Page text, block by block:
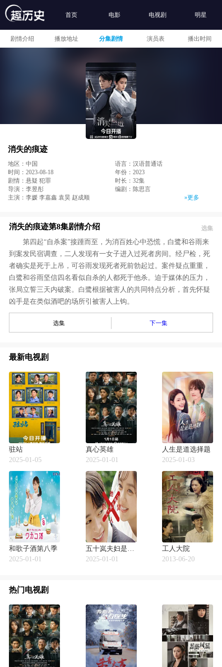
首页 电影 电视剧 明星
剧情介绍 播放地址 分集剧情 演员表 播出时间
消失的痕迹
地区：中国
语言：汉语普通话
时间：2023-08-18
年份：2023
剧情：悬疑 犯罪
时长：32集
导演：李昱彤
编剧：陈思言
主演：李媛 李嘉鑫 袁昊 赵成顺
»更多
消失的痕迹第8集剧情介绍 选集
第四起“自杀案”接踵而至，为消百姓心中恐慌，白鹭和谷雨来
到案发民宿调查，二人发现有一女子进入过死者房间。经尸检，死
者确实是死于上吊，可谷雨发现死者死前勃起过。案件疑点重重，
白鹭和谷雨坚信四名看似自杀的人都死于他杀。迫于媒体的压力，
张局立誓三天内破案。白鹭根据被害人的共同特点分析，首先怀疑
凶手是在类似酒吧的场所引被害人上钩。
选集 下一集
最新电视剧
驻站
2025-01-05
真心英雄
2025-01-01
人生是道选择题
2025-01-03
和歌子酒第八季
2025-01-01
五十岚夫妇是伪装的陌生人
2025-01-01
工人大院
2013-06-20
热门电视剧